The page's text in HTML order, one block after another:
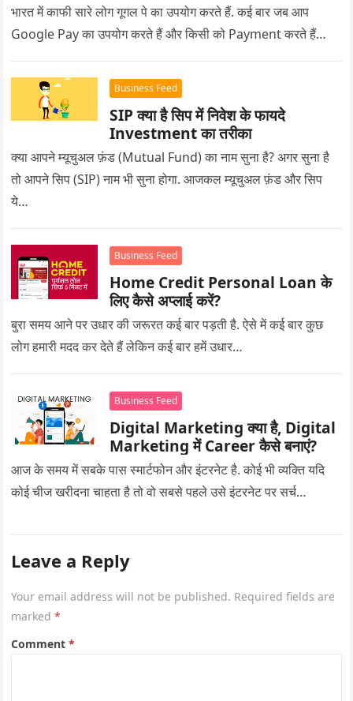
भारत में काफी सारे लोग गूगल पे का उपयोग करते हैं. कई बार जब आप
Google Pay का उपयोग करते हैं और किसी को Payment करते हैं…
Business Feed
SIP क्या है सिप में निवेश के फायदे
Investment का तरीका
क्या आपने म्यूचुअल फ़ंड (Mutual Fund) का नाम सुना है? अगर सुना है
तो आपने सिप (SIP) नाम भी सुना होगा. आजकल म्यूचुअल फ़ंड और सिप
ये…
Business Feed
Home Credit Personal Loan के
लिए कैसे अप्लाई करें?
बुरा समय आने पर उधार की जरूरत कई बार पड़ती है. ऐसे में कई बार कुछ
लोग हमारी मदद कर देते हैं लेकिन कई बार हमें उधार…
Business Feed
Digital Marketing क्या है, Digital
Marketing में Career कैसे बनाएं?
आज के समय में सबके पास स्मार्टफोन और इंटरनेट है. कोई भी व्यक्ति यदि
कोई चीज खरीदना चाहता है तो वो सबसे पहले उसे इंटरनेट पर सर्च…
Leave a Reply
Your email address will not be published. Required fields are
marked*
Comment*